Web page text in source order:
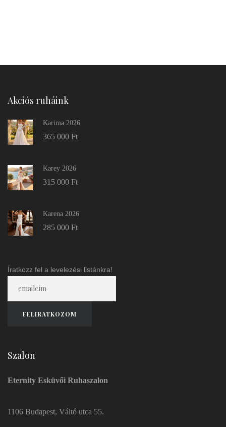
Akciós ruháink
Karima 2026
365 000 Ft
Karey 2026
315 000 Ft
Karena 2026
285 000 Ft
Íratkozz fel a levelezési listánkra!
Szalon
Eternity Esküvői Ruhaszalon
1106 Budapest, Váltó utca 55.